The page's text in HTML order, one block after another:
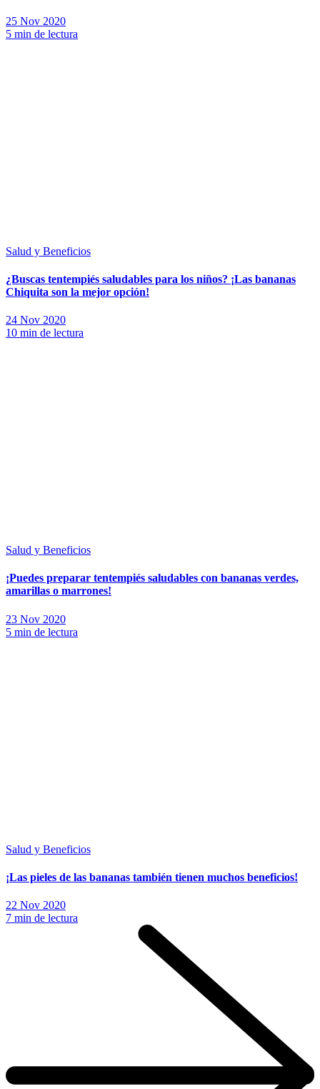
25 Nov 2020
5 min de lectura
Salud y Beneficios
¿Buscas tentempiés saludables para los niños? ¡Las bananas
Chiquita son la mejor opción!
24 Nov 2020
10 min de lectura
Salud y Beneficios
¡Puedes preparar tentempiés saludables con bananas verdes,
amarillas o marrones!
23 Nov 2020
5 min de lectura
Salud y Beneficios
¡Las pieles de las bananas también tienen muchos beneficios!
22 Nov 2020
7 min de lectura